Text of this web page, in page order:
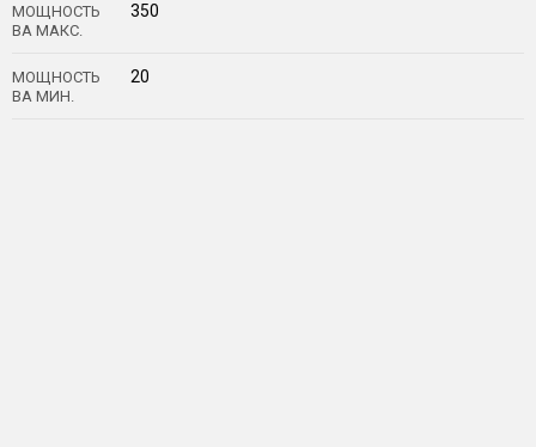
МОЩНОСТЬ
ВА МАКС.
350
МОЩНОСТЬ
ВА МИН.
20